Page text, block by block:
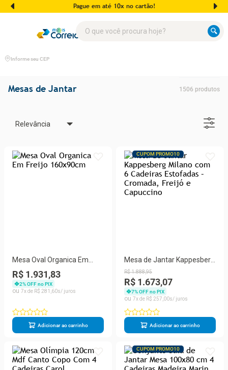
Pague em até 10x no cartão!
Informe seu CEP
Mesas de Jantar 1506 produtos
Relevância
Mesa Oval Organica Em
Freijo 160x90cm
R$ 1.931,83
2% OFF no PIX
7
R$ 281 60
Adicionar ao carrinho
CUPOM PROMO10
Mesa de Jantar Kappesberg
Milano com 6 Cadeiras
Estofadas – Cromada, Freijó
e Capuccino
R$1.888,95
R$ 1.673,07
7% OFF no PIX
7
R$ 257 00
Adicionar ao carrinho
CUPOM PROMO10